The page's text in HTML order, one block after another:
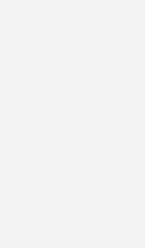
der Bundesregierung. Sie
nicht erreichbar. Denn zum
explodierende Baupreise und ein
hinzu.“
wirkt sich auf
laut GdW bei den sozial
auch unmittelbar auf die
die mit dem Deckel von
wird, steige die Miete in einer
geplant, halbiert, erhöhe sich die
zu 2 Euro/(m
komplett gestoppte EH55-